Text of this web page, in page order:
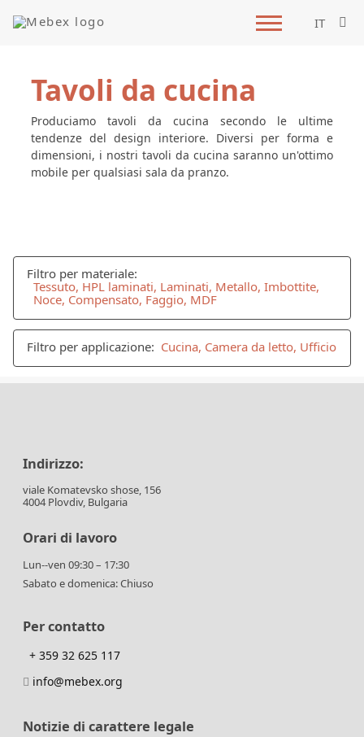
IT
Tavoli da cucina
Produciamo tavoli da cucina secondo le ultime
tendenze del design interiore. Diversi per forma e
dimensioni, i nostri tavoli da cucina saranno un'ottimo
mobile per qualsiasi sala da pranzo.
Filtro per materiale:
Tessuto, HPL laminati, Laminati, Metallo, Imbottite,
Noce, Compensato, Faggio, MDF
Filtro per applicazione: Cucina, Camera da letto, Ufficio
Indirizzo:
viale Komatevsko shose, 156
4004 Plovdiv, Bulgaria
Orari di lavoro
Lun--ven 09:30 – 17:30
Sabato e domenica: Chiuso
Per contatto
+ 359 32 625 117
info@mebex.org
Notizie di carattere legale